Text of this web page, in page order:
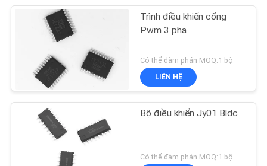
Trình điều khiển cổng
Pwm 3 pha
Có thể đàm phán MOQ:1 bộ
LIÊN HỆ
Bộ điều khiển Jy01 Bldc
Có thể đàm phán MOQ:1 bộ